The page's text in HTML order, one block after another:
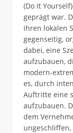
(Do It
geprägt war.
ihren lokalen
gegenseitig,
dabei, eine
aufzubauen,
modern-
es, durch
Auftritte eine
aufzubauen.
dem